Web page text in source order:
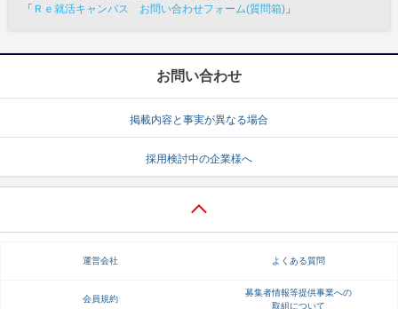
「 Ｒｅ就活キャンパス お問い合わせフォーム(質問箱) 」
お問い合わせ
掲載内容と事実が異なる場合
採用検討中の企業様へ
運営会社 よくある質問
会員規約
募集者情報等提供事業への
取組について